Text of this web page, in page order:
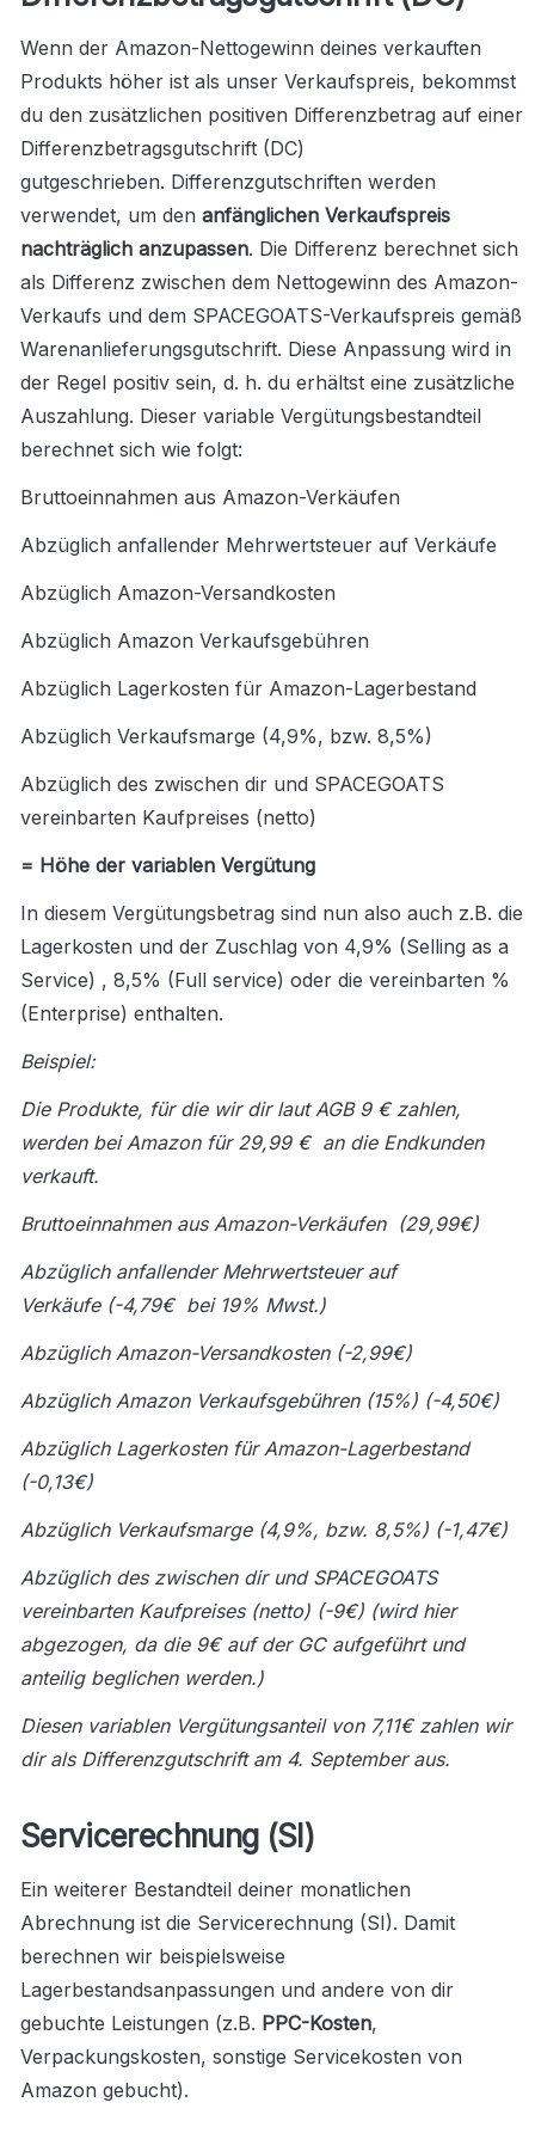
Wenn der Amazon-Nettogewinn deines verkauften
Produkts höher ist als unser Verkaufspreis, bekommst
du den zusätzlichen positiven Differenzbetrag auf einer
Differenzbetragsgutschrift (DC)
gutgeschrieben. Differenzgutschriften werden
verwendet, um den anfänglichen Verkaufspreis
nachträglich anzupassen. Die Differenz berechnet sich
als Differenz zwischen dem Nettogewinn des Amazon-
Verkaufs und dem SPACEGOATS-Verkaufspreis gemäß
Warenanlieferungsgutschrift. Diese Anpassung wird in
der Regel positiv sein, d. h. du erhältst eine zusätzliche
Auszahlung. Dieser variable Vergütungsbestandteil
berechnet sich wie folgt:
Bruttoeinnahmen aus Amazon-Verkäufen
Abzüglich anfallender Mehrwertsteuer auf Verkäufe
Abzüglich Amazon-Versandkosten
Abzüglich Amazon Verkaufsgebühren
Abzüglich Lagerkosten für Amazon-Lagerbestand
Abzüglich Verkaufsmarge (4,9%, bzw. 8,5%)
Abzüglich des zwischen dir und SPACEGOATS
vereinbarten Kaufpreises (netto)
= Höhe der variablen Vergütung
In diesem Vergütungsbetrag sind nun also auch z.B. die
Lagerkosten und der Zuschlag von 4,9% (Selling as a
Service) , 8,5% (Full service) oder die vereinbarten %
(Enterprise) enthalten.
Beispiel:
Die Produkte, für die wir dir laut AGB 9 € zahlen,
werden bei Amazon für 29,99 €  an die Endkunden
verkauft.
Bruttoeinnahmen aus Amazon-Verkäufen  (29,99€)
Abzüglich anfallender Mehrwertsteuer auf
Verkäufe (-4,79€  bei 19% Mwst.)
Abzüglich Amazon-Versandkosten (-2,99€)
Abzüglich Amazon Verkaufsgebühren (15%) (-4,50€)
Abzüglich Lagerkosten für Amazon-Lagerbestand
(-0,13€)
Abzüglich Verkaufsmarge (4,9%, bzw. 8,5%) (-1,47€)
Abzüglich des zwischen dir und SPACEGOATS
vereinbarten Kaufpreises (netto) (-9€) (wird hier
abgezogen, da die 9€ auf der GC aufgeführt und
anteilig beglichen werden.)
Diesen variablen Vergütungsanteil von 7,11€ zahlen wir
dir als Differenzgutschrift am 4. September aus.
Servicerechnung (SI)
Ein weiterer Bestandteil deiner monatlichen
Abrechnung ist die Servicerechnung (SI). Damit
berechnen wir beispielsweise
Lagerbestandsanpassungen und andere von dir
gebuchte Leistungen (z.B. PPC-Kosten,
Verpackungskosten, sonstige Servicekosten von
Amazon gebucht).